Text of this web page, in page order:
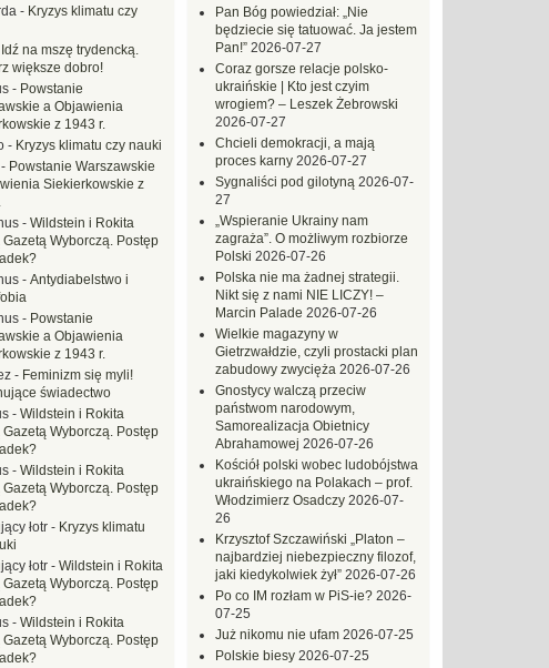
Pan Bóg powiedział: „Nie
będziecie się tatuować. Ja jestem
Pan!” 2026-07-27
Coraz gorsze relacje polsko-
ukraińskie | Kto jest czyim
wrogiem? – Leszek Żebrowski
2026-07-27
Chcieli demokracji, a mają
proces karny 2026-07-27
Sygnaliści pod gilotyną 2026-07-
27
„Wspieranie Ukrainy nam
zagraża”. O możliwym rozbiorze
Polski 2026-07-26
Polska nie ma żadnej strategii.
Nikt się z nami NIE LICZY! –
Marcin Palade 2026-07-26
Wielkie magazyny w
Gietrzwałdzie, czyli prostacki plan
zabudowy zwycięża 2026-07-26
Gnostycy walczą przeciw
państwom narodowym,
Samorealizacja Obietnicy
Abrahamowej 2026-07-26
Kościół polski wobec ludobójstwa
ukraińskiego na Polakach – prof.
Włodzimierz Osadczy 2026-07-
26
Krzysztof Szczawiński „Platon –
najbardziej niebezpieczny filozof,
jaki kiedykolwiek żył” 2026-07-26
Po co IM rozłam w PiS-ie? 2026-
07-25
Już nikomu nie ufam 2026-07-25
Polskie biesy 2026-07-25
- Kryzys klimatu czy
Idź na mszę trydencką.
większe dobro!
- Powstanie
a Objawienia
z 1943 r.
- Kryzys klimatu czy nauki
- Powstanie Warszawskie
Siekierkowskie z
- Wildstein i Rokita
Wyborczą. Postęp
- Antydiabelstwo i
- Powstanie
a Objawienia
z 1943 r.
- Feminizm się myli!
świadectwo
- Wildstein i Rokita
Wyborczą. Postęp
- Wildstein i Rokita
Wyborczą. Postęp
łotr - Kryzys klimatu
łotr - Wildstein i Rokita
Wyborczą. Postęp
- Wildstein i Rokita
Wyborczą. Postęp